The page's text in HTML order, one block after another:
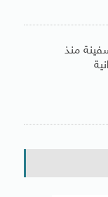
تحويل مسار 48 سفينة منذ